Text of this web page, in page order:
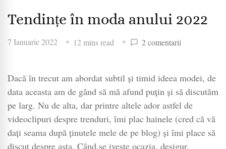
Tendințe în moda anului 2022
7 Ianuarie 2022 12 mins read 2 comentarii
moda
anului
2022
Dacă în trecut am abordat subtil și timid ideea modei, de
data aceasta am de gând să mă afund puțin și să discutăm
pe larg. Nu de alta, dar printre altele ador astfel de
videoclipuri despre trenduri, îmi plac hainele (cred că vă
dați seama după ținutele mele de pe blog) și îmi place să
discut despre asta. Când se ivește ocazia, desigur.